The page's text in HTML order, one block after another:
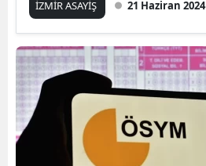
İZMİR ASAYİŞ 21 Haziran 2024